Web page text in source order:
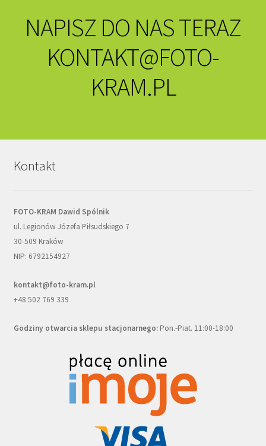
NAPISZ DO NAS TERAZ
KONTAKT@FOTO-
KRAM.PL
Kontakt
FOTO-KRAM Dawid Spólnik
ul. Legionów Józefa Piłsudskiego 7
30-509 Kraków
NIP: 6792154927
kontakt@foto-kram.pl
+48 502 769 339
Godziny otwarcia sklepu stacjonarnego:Pon.-Piat. 11:00-18:00